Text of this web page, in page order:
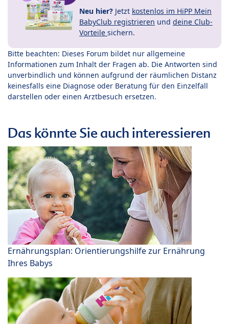
Neu hier? Jetzt kostenlos im HiPP Mein
BabyClub registrieren und deine Club-
Vorteile sichern.
Bitte beachten: Dieses Forum bildet nur allgemeine
Informationen zum Inhalt der Fragen ab. Die Antworten sind
unverbindlich und können aufgrund der räumlichen Distanz
keinesfalls eine Diagnose oder Beratung für den Einzelfall
darstellen oder einen Arztbesuch ersetzen.
Das könnte Sie auch interessieren
Ernährungsplan: Orientierungshilfe zur Ernährung
Ihres Babys